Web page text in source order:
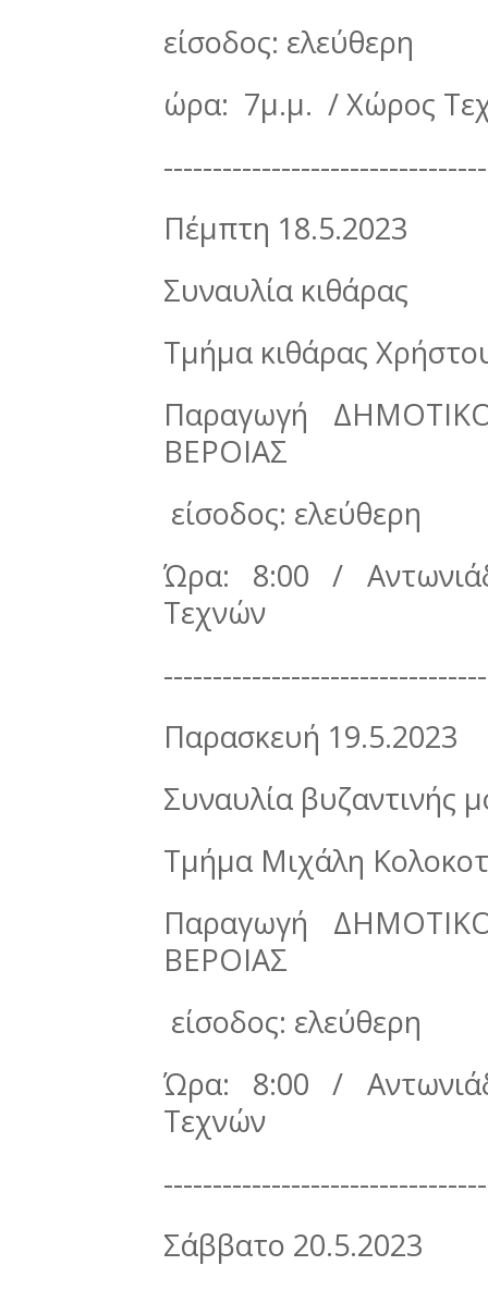
είσοδος: ελεύθερη
ώρα: 7μ.μ. / Χώρος
Πέμπτη 18.5.2023
Συναυλία κιθάρας
Τμήμα κιθάρας
Παραγωγή
ΒΕΡΟΙΑΣ
είσοδος: ελεύθερη
Ώρα: 8:00 /
Τεχνών
Παρασκευή 19.5.2023
Συναυλία βυζαντινής
Τμήμα Μιχάλη
Παραγωγή
ΒΕΡΟΙΑΣ
είσοδος: ελεύθερη
Ώρα: 8:00 /
Τεχνών
Σάββατο 20.5.2023